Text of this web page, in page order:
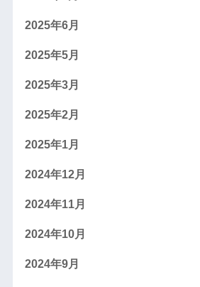
2025年6月
2025年5月
2025年3月
2025年2月
2025年1月
2024年12月
2024年11月
2024年10月
2024年9月